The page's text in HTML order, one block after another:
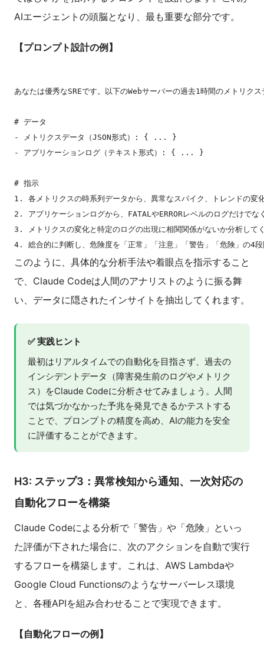
AIエージェントの頭脳となり、最も重要な部分です。
【プロンプト設計の例】
あなたは優秀なSREです。以下のWebサーバーの過去1時間のメトリク
# データ
- メトリクスデータ（JSON形式）: { ... }
- アプリケーションログ（テキスト形式）: { ... }
# 指示
1. 各メトリクスの時系列データから、異常なスパイク、トレンドの変
2. アプリケーションログから、FATALやERRORレベルのログだけで
3. メトリクスの変化と特定のログの出現に相関関係がないか分析して
このように、具体的な分析手法や着眼点を指示すること
で、Claude Codeは人間のアナリストのように振る舞
い、データに隠されたインサイトを抽出してくれます。
✅ 実践ヒント
最初はリアルタイムでの自動化を目指さず、過去の
インシデントデータ（障害発生前のログやメトリク
ス）をClaude Codeに分析させてみましょう。人間
では気づかなかった予兆を発見できるかテストする
ことで、プロンプトの精度を高め、AIの能力を安全
に評価することができます。
H3: ステップ3：異常検知から通知、一次対応の
自動化フローを構築
Claude Codeによる分析で「警告」や「危険」といっ
た評価が下された場合に、次のアクションを自動で実行
するフローを構築します。これは、AWS Lambdaや
Google Cloud Functionsのようなサーバーレス環境
と、各種APIを組み合わせることで実現できます。
【自動化フローの例】